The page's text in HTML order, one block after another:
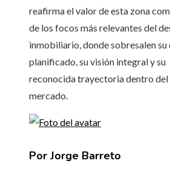
reafirma el valor de esta zona
de los focos más relevantes del
inmobiliario, donde sobresalen su
planificado, su visión integral y su
reconocida trayectoria dentro del
mercado.
Por Jorge Barreto